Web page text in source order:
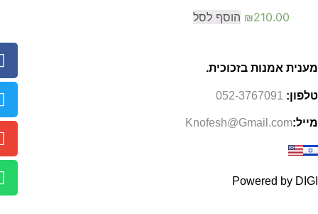
₪210.00 הוסף לסל
מענית אמנות בזכוכית.
טלפון: 052-3767091
מייל:Knofesh@Gmail.com
Powered by DIGI